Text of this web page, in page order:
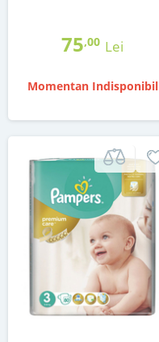
75,00 Lei
Momentan Indisponibil